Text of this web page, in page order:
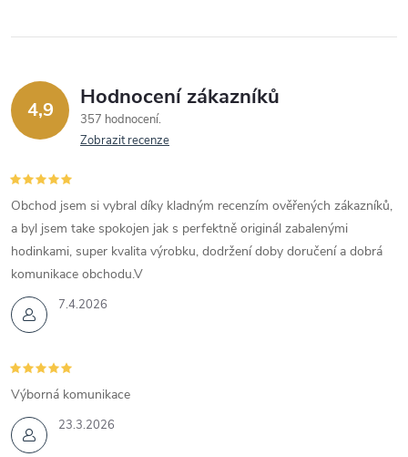
4,9 Hodnocení zákazníků
357 hodnocení
Zobrazit recenze
7.4.2026
Obchod jsem si vybral díky kladným recenzím ověřených zákazníků,
a byl jsem take spokojen jak s perfektně originál zabalenými
hodinkami, super kvalita výrobku, dodržení doby doručení a dobrá
komunikace obchodu.V
23.3.2026
Výborná komunikace